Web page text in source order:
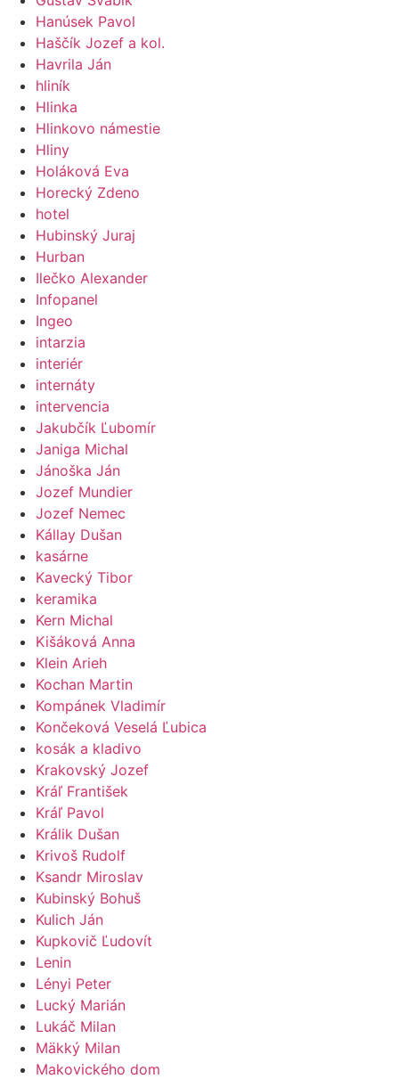
Hanúsek Pavol
Haščík Jozef a kol.
Havrila Ján
hliník
Hlinka
Hlinkovo námestie
Hliny
Holáková Eva
Horecký Zdeno
hotel
Hubinský Juraj
Hurban
Ilečko Alexander
Infopanel
Ingeo
intarzia
interiér
internáty
intervencia
Jakubčík Ľubomír
Janiga Michal
Jánoška Ján
Jozef Mundier
Jozef Nemec
Kállay Dušan
kasárne
Kavecký Tibor
keramika
Kern Michal
Kišáková Anna
Klein Arieh
Kochan Martin
Kompánek Vladimír
Končeková Veselá Ľubica
kosák a kladivo
Krakovský Jozef
Kráľ František
Kráľ Pavol
Králik Dušan
Krivoš Rudolf
Ksandr Miroslav
Kubinský Bohuš
Kulich Ján
Kupkovič Ľudovít
Lenin
Lényi Peter
Lucký Marián
Lukáč Milan
Mäkký Milan
Makovického dom